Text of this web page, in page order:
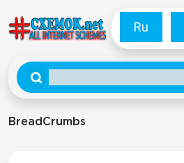
Ru
BreadCrumbs